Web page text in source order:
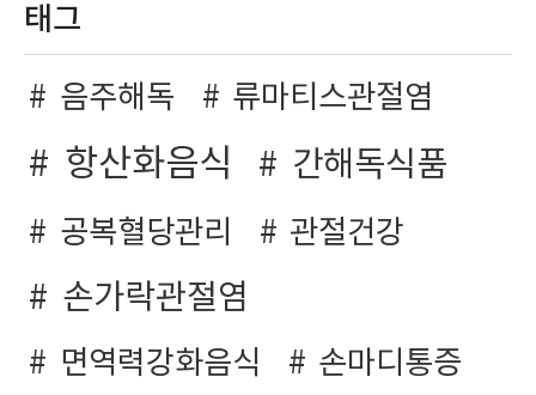
태그
음주해독 류마티스관절염
항산화음식 간해독식품
공복혈당관리 관절건강
손가락관절염
면역력강화음식
손마디통증